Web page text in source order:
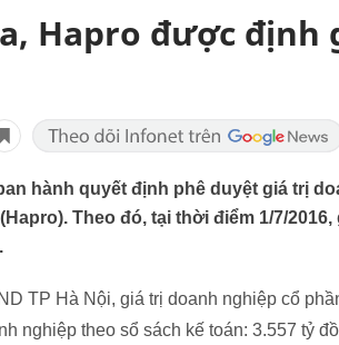
Hapro được định
hành quyết định phê duyệt giá trị
Theo đó, tại thời điểm 1/7/
TP Hà Nội, giá trị doanh nghiệp cổ
nghiệp theo sổ sách kế toán: 3.557 tỷ